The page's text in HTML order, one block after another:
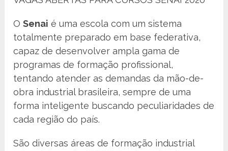
OSenai é uma escola com um sistema
totalmente preparado em base federativa,
capaz de desenvolver ampla gama de
programas de formação profissional,
tentando atender as demandas da mão-de-
obra industrial brasileira, sempre de uma
forma inteligente buscando peculiaridades de
cada região do país.
São diversas áreas de formação industrial